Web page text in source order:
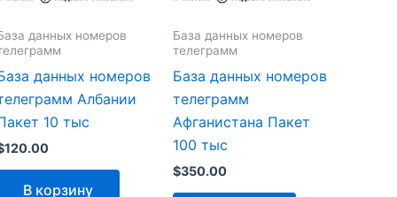
данных номеров
данных номеров
Албании
10 тыс
120.00
В корзину
База данных номеров
телеграмм
База данных номеров
телеграмм
Афганистана Пакет
100 тыс
$350.00